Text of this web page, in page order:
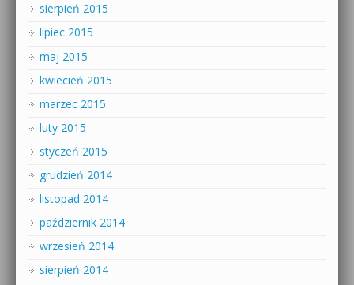
sierpień 2015
lipiec 2015
maj 2015
kwiecień 2015
marzec 2015
luty 2015
styczeń 2015
grudzień 2014
listopad 2014
październik 2014
wrzesień 2014
sierpień 2014